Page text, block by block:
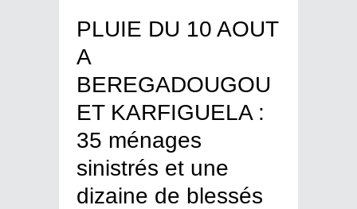
PLUIE DU 10 AOUT
A
BEREGADOUGOU
ET KARFIGUELA :
35 ménages
sinistrés et une
dizaine de blessés